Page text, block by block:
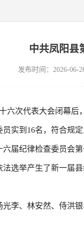
中共凤阳县
发布时间：2026-06-
六次代表大会闭幕
实到16名，符合规定
届纪律检查委员会
选举产生了新一届
李、林安然、侍洪